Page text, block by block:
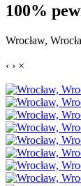
100%
Wrocław,
‹ › ×